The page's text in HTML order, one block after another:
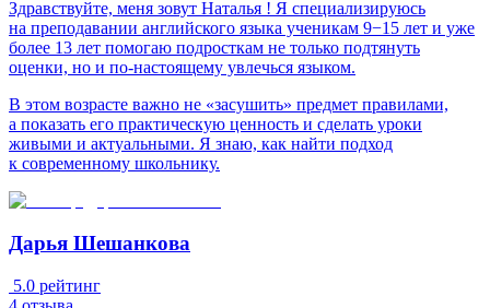
Здравствуйте, меня зовут Наталья ! Я специализируюсь
на преподавании английского языка ученикам 9−15 лет и уже
более 13 лет помогаю подросткам не только подтянуть
оценки, но и по-настоящему увлечься языком.
В этом возрасте важно не «засушить» предмет правилами,
а показать его практическую ценность и сделать уроки
живыми и актуальными. Я знаю, как найти подход
к современному школьнику.
Дарья Шешанкова
5.0 рейтинг